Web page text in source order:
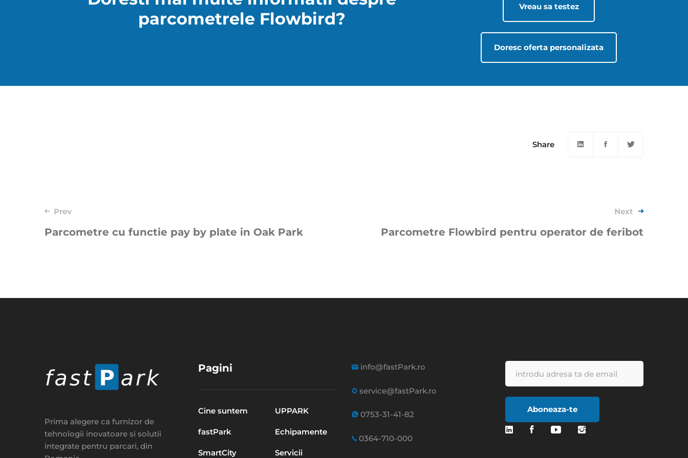
parcometrele Flowbird?
Vreau sa testez
Doresc oferta personalizata
Share
Post
navigation
Prev
Parcometre cu functie pay by plate in Oak Park
Next
Parcometre Flowbird pentru operator de feribot
Prima alegere ca furnizor de
tehnologii inovatoare si solutii
integrate pentru parcari, din
Pagini
Cine suntem UPPARK
fastPark Echipamente
SmartCity Servicii
info@fastPark.ro
service@fastPark.ro
0753-31-41-82
0364-710-000
Aboneaza-te